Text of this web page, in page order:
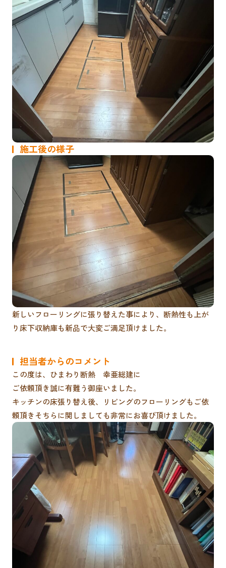
施工後の様子
新しいフローリングに張り替えた事により、断熱性も上が
り床下収納庫も新品で大変ご満足頂けました。
担当者からのコメント
この度は、ひまわり断熱 幸亜総建に
ご依頼頂き誠に有難う御座いました。
キッチンの床張り替え後、リビングのフローリングもご依
頼頂きそちらに関しましても非常にお喜び頂けました。